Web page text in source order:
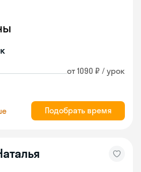
от 1090 ₽ / урок
Подобрать время